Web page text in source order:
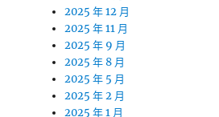
2025 年 12 月
2025 年 11 月
2025 年 9 月
2025 年 8 月
2025 年 5 月
2025 年 2 月
2025 年 1 月